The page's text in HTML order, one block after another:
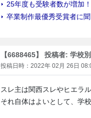
【6688465】 投稿者: 学校
投稿日時：2022年 02月 26日
スレ主は関西スレやヒエラ
それ自体はよいとして、学